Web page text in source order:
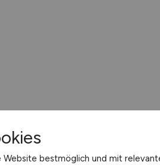
Website bestmöglich und mit